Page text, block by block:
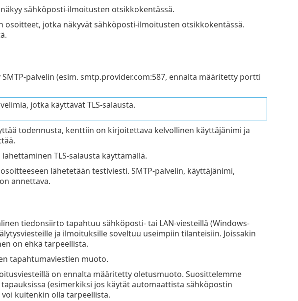
sähköposti-ilmoitusten otsikkokentässä.
osoitteet, jotka näkyvät sähköposti-ilmoitusten otsikkokentässä.
palvelin (esim. smtp.provider.com:587, ennalta määritetty portti
jotka käyttävät TLS-salausta.
todennusta, kenttiin on kirjoitettava kelvollinen käyttäjänimi ja
TLS-salausta käyttämällä.
lähetetään testiviesti. SMTP-palvelin, käyttäjänimi,
annettava.
tiedonsiirto tapahtuu sähköposti- tai LAN-viesteillä (Windows-
ja ilmoituksille soveltuu useimpiin tilanteisiin. Joissakin
on ehkä tarpeellista.
tapahtumaviestien muoto.
on ennalta määritetty oletusmuoto. Suosittelemme
(esimerkiksi jos käytät automaattista sähköpostin
kuitenkin olla tarpeellista.